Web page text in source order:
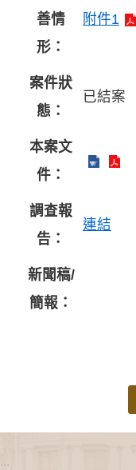
善情
形：
附件1
案件狀
態：
已結案
本案文
件：
調查報
告：
連結
新聞稿/
簡報：
:::